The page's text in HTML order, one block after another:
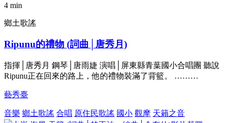
4 min
鄉土歌謠
Ripunu的禮物 (詞曲│唐秀月)
指揮│唐秀月 鋼琴│唐雨婕 演唱│屏東縣青葉國小合唱團 聽說
Ripunu正在回來的路上，他的禮物裝滿了背籃。 ………
藝秀臺
音樂 鄉土歌謠 合唱 原住民歌謠 國小 觀摩 天籟之音